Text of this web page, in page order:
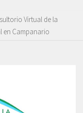
Virtual de la
en Campanario